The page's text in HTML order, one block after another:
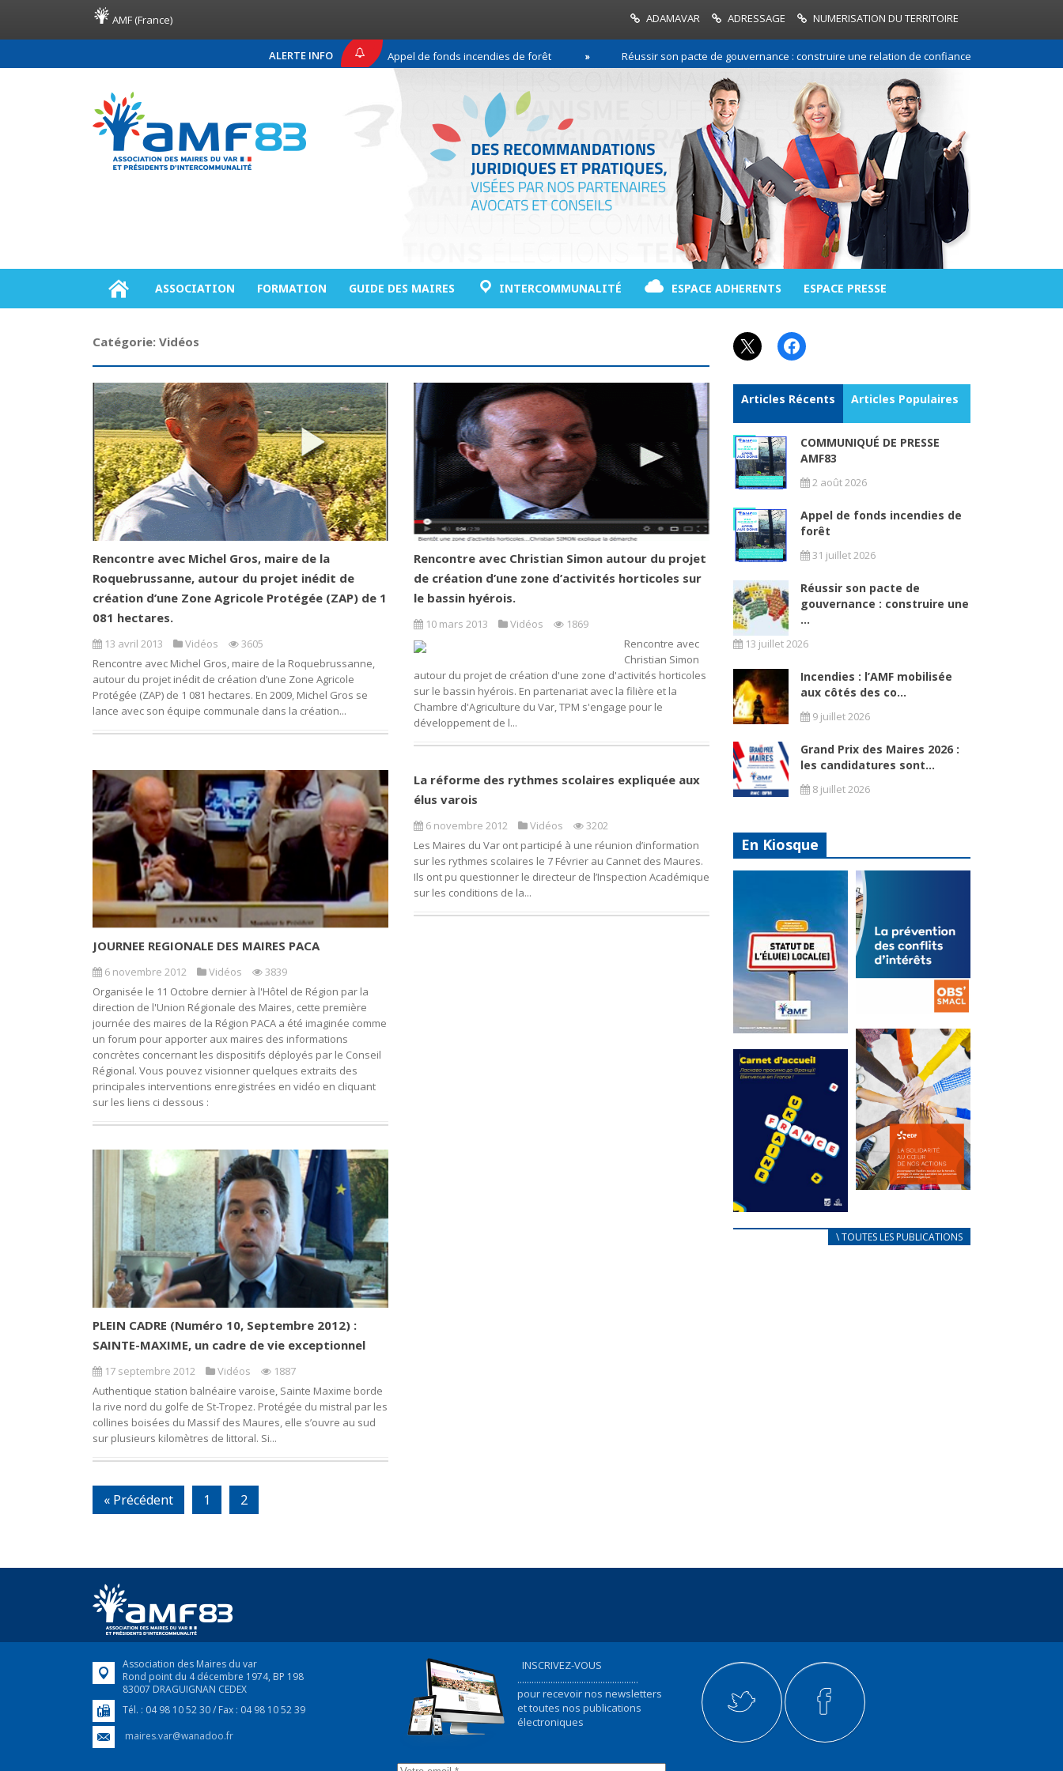
AMF (France) ADAMAVAR ADRESSAGE NUMERISATION DU TERRITOIRE
ALERTE INFO
COMMUNIQUÉ DE PRESSE AMF83 Appel de fonds incendies de forêt Réussir son pacte de gouvernance : construire une relation de confiance entre les communes et
ASSOCIATION FORMATION GUIDE DES MAIRES INTERCOMMUNALITÉ ESPACE ADHERENTS ESPACE PRESSE
Catégorie: Vidéos
Rencontre avec Michel Gros, maire de la
Roquebrussanne, autour du projet inédit de
création d’une Zone Agricole Protégée (ZAP) de 1
081 hectares.
13 avril 2013 Vidéos
3605
Rencontre avec Michel Gros, maire de la Roquebrussanne,
autour du projet inédit de création d’une Zone Agricole
Protégée (ZAP) de 1 081 hectares. En 2009, Michel Gros se
lance avec son équipe communale dans la création...
Rencontre avec Christian Simon autour du projet
de création d’une zone d’activités horticoles sur
le bassin hyérois.
10 mars 2013 Vidéos
1869
Rencontre avec
Christian Simon
autour du projet de création d'une zone d'activités horticoles
sur le bassin hyérois. En partenariat avec la filière et la
Chambre d'Agriculture du Var, TPM s'engage pour le
développement de l...
JOURNEE REGIONALE DES MAIRES PACA
6 novembre 2012 Vidéos
3839
Organisée le 11 Octobre dernier à l'Hôtel de Région par la
direction de l'Union Régionale des Maires, cette première
journée des maires de la Région PACA a été imaginée comme
un forum pour apporter aux maires des informations
concrètes concernant les dispositifs déployés par le Conseil
Régional. Vous pouvez visionner quelques extraits des
principales interventions enregistrées en vidéo en cliquant
sur les liens ci dessous :
La réforme des rythmes scolaires expliquée aux
élus varois
6 novembre 2012 Vidéos
3202
Les Maires du Var ont participé à une réunion d’information
sur les rythmes scolaires le 7 Février au Cannet des Maures.
Ils ont pu questionner le directeur de l’Inspection Académique
sur les conditions de la...
PLEIN CADRE (Numéro 10, Septembre 2012) :
SAINTE-MAXIME, un cadre de vie exceptionnel
17 septembre 2012 Vidéos
1887
Authentique station balnéaire varoise, Sainte Maxime borde
la rive nord du golfe de St-Tropez. Protégée du mistral par les
collines boisées du Massif des Maures, elle s’ouvre au sud
sur plusieurs kilomètres de littoral. Si...
« Précédent 1 2
X Facebook
Articles Récents Articles Populaires
COMMUNIQUÉ DE PRESSE
AMF83
2 août 2026
Appel de fonds incendies de
forêt
31 juillet 2026
Réussir son pacte de
gouvernance : construire une
...
13 juillet 2026
Incendies : l’AMF mobilisée
aux côtés des co...
9 juillet 2026
Grand Prix des Maires 2026 :
les candidatures sont...
8 juillet 2026
En Kiosque
Statut de
l’élu local
Mise à jour avril
2024
FEUILLETER
La
prévention
des conflits
d’intérêts
18 septembre 2023
FEUILLETER
au coeur de
nos actions
\ TOUTES LES PUBLICATIONS
Association des Maires du var
Rond point du 4 décembre 1974, BP 198
83007 DRAGUIGNAN CEDEX
Tél. : 04 98 10 52 30 / Fax : 04 98 10 52 39
maires.var@wanadoo.fr
INSCRIVEZ-VOUS
...................................................
pour recevoir nos newsletters
et toutes nos publications
électroniques